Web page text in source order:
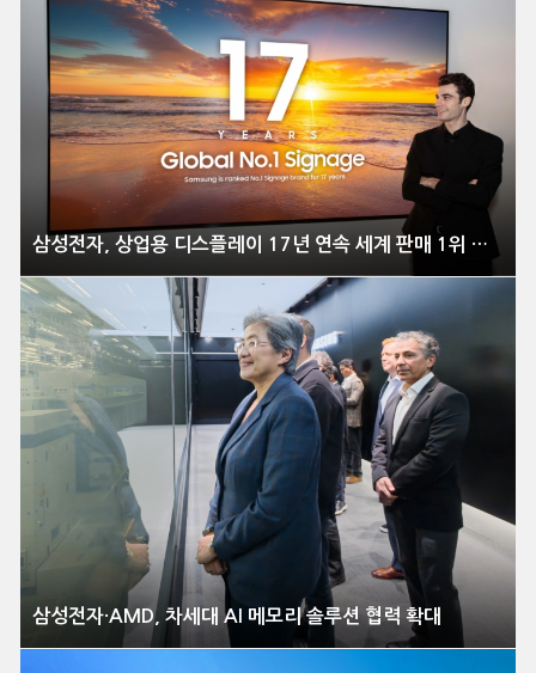
삼성전자, 상업용 디스플레이 17년 연속 세계 판매 1위 달성
삼성전자·AMD, 차세대 AI 메모리 솔루션 협력 확대